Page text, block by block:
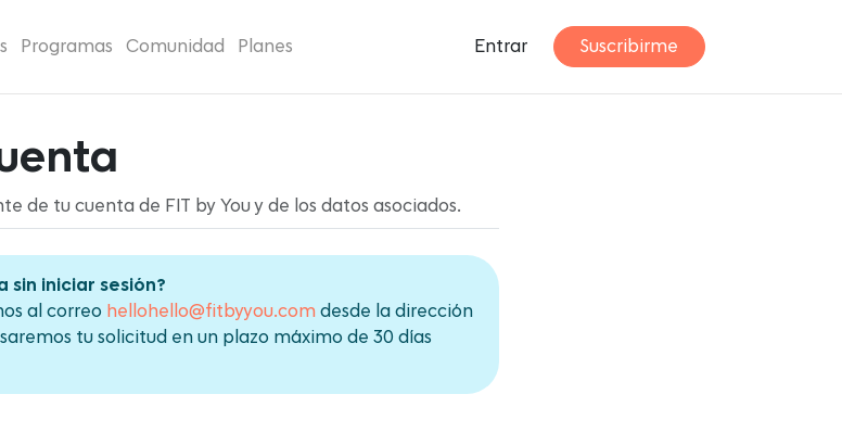
Programas Comunidad Planes Entrar Suscribirme
de tu cuenta de FIT by You y de los datos asociados.
sin iniciar sesión?
al correo hellohello@fitbyyou.com desde la dirección
tu solicitud en un plazo máximo de 30 días